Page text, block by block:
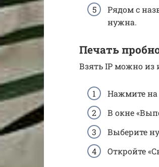
Рядом с
нужна.
Печать
Взять IP можно из
Нажмите на
В окне
Выберите
Откройте